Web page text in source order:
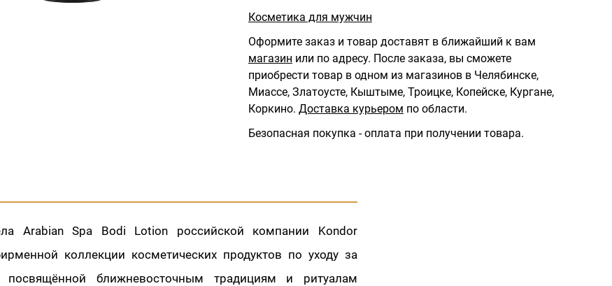
Косметика для мужчин
Оформите заказ и товар доставят в ближайший к вам
магазин или по адресу. После заказа, вы сможете
приобрести товар в одном из магазинов в Челябинске,
Миассе, Златоусте, Кыштыме, Троицке, Копейске, Кургане,
Коркино. Доставка курьером по области.
Безопасная покупка - оплата при получении товара.
Arabian Spa Bodi Lotion российской компании Kondor
коллекции косметических продуктов по уходу за
посвящённой ближневосточным традициям и ритуалам